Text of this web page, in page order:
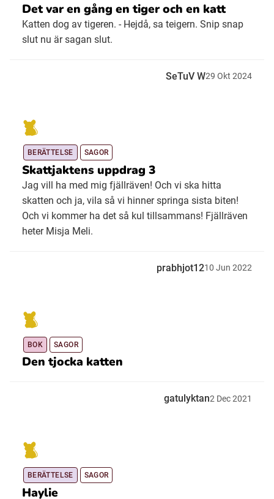
Det var en gång en tiger och en katt
Katten dog av tigeren. - Hejdå, sa teigern. Snip snap
slut nu är sagan slut.
SeTuV W29 Okt 2024
BERÄTTELSE SAGOR
Skattjaktens uppdrag 3
Jag vill ha med mig fjällräven! Och vi ska hitta
skatten och ja, vila så vi hinner springa sista biten!
Och vi kommer ha det så kul tillsammans! Fjällräven
heter Misja Meli.
prabhjot1210 Jun 2022
BOK SAGOR
Den tjocka katten
gatulyktan2 Dec2021
BERÄTTELSE SAGOR
Haylie